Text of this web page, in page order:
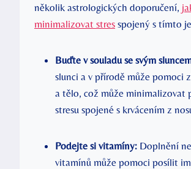
několik astrologických doporučení,
minimalizovat stres spojený s tímto
Buďte v souladu se svým
slunci a v přírodě může pomoci
a tělo, což může minimalizovat
stresu spojené s krvácením z
Podejte si vitamíny: Doplnění
vitamínů může pomoci posílit